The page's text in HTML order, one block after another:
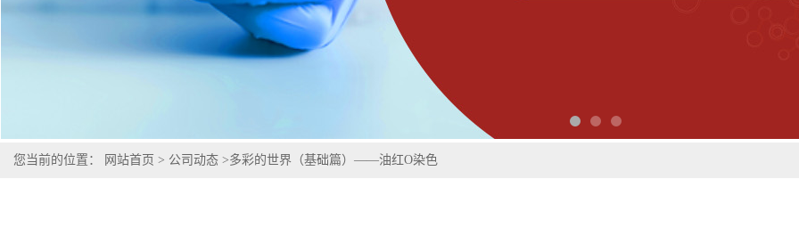
您当前的位置： 网站首页 > 公司动态 >多彩的世界（基础篇）——油红O染色